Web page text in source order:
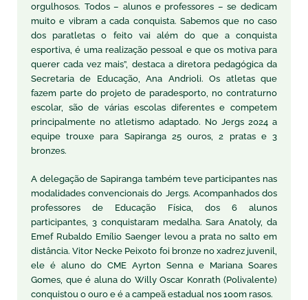
orgulhosos. Todos – alunos e professores – se dedicam
muito e vibram a cada conquista. Sabemos que no caso
dos paratletas o feito vai além do que a conquista
esportiva, é uma realização pessoal e que os motiva para
querer cada vez mais”, destaca a diretora pedagógica da
Secretaria de Educação, Ana Andrioli. Os atletas que
fazem parte do projeto de paradesporto, no contraturno
escolar, são de várias escolas diferentes e competem
principalmente no atletismo adaptado. No Jergs 2024 a
equipe trouxe para Sapiranga 25 ouros, 2 pratas e 3
bronzes.
A delegação de Sapiranga também teve participantes nas
modalidades convencionais do Jergs. Acompanhados dos
professores de Educação Física, dos 6 alunos
participantes, 3 conquistaram medalha. Sara Anatoly, da
Emef Rubaldo Emílio Saenger levou a prata no salto em
distância. Vitor Necke Peixoto foi bronze no xadrez juvenil,
ele é aluno do CME Ayrton Senna e Mariana Soares
Gomes, que é aluna do Willy Oscar Konrath (Polivalente)
conquistou o ouro e é a campeã estadual nos 100m rasos.